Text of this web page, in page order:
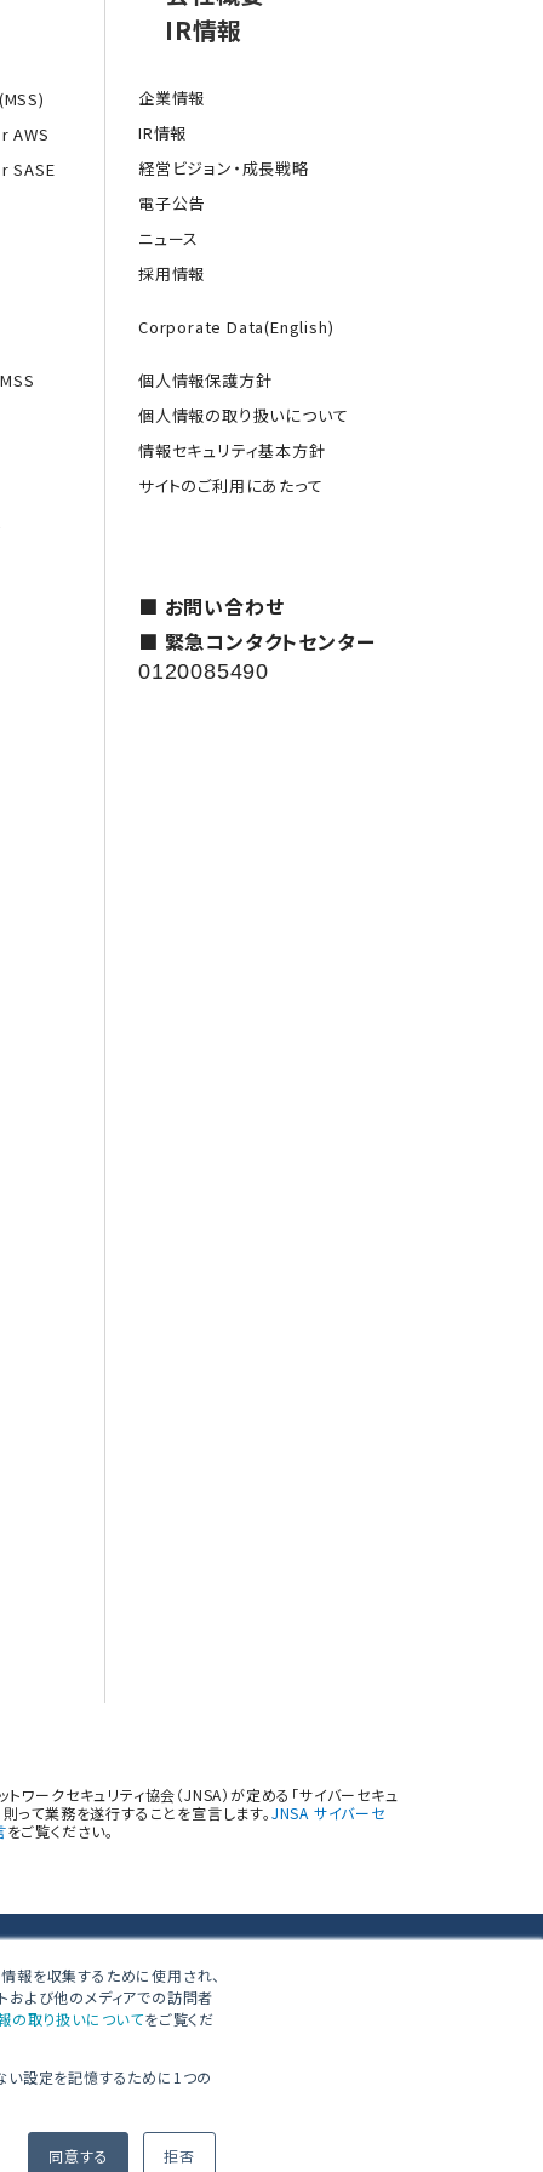
報を収集するために使用され、
および他のメディアでの訪問者
の取り扱いについてをご覧くだ
い設定を記憶するために1つの
同意する 拒否
AWS
SASE
IR情報
企業情報
IR情報
経営ビジョン・成長戦略
電子公告
ニュース
採用情報
Corporate Data(English)
個人情報保護方針
個人情報の取り扱いについて
情報セキュリティ基本方針
サイトのご利用にあたって
■ お問い合わせ
■ 緊急コンタクトセンター
0120085490
ワークセキュリティ協会（JNSA）が定める「サイバーセキュ
って業務を遂行することを宣言します。JNSA サイバーセ
をご覧ください。